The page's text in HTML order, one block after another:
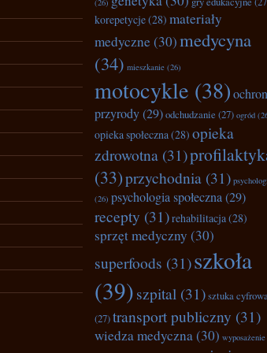
(26)
korepetycje(28) materiały
medyczne (30)medycyna
(34) mieszkanie (26)
motocykle (38)
przyrody(29)odchudzanie (27) ogród
opieka społeczna(28) opieka
zdrowotna (31)
(33)przychodnia (31)
(26) psychologia społeczna(29)
recepty (31)rehabilitacja(28)
sprzęt medyczny (30)
superfoods (31)szkoła
(39)szpital (31)sztuka
(27)transport publiczny (31)
wiedza medyczna(30) wyposażenie